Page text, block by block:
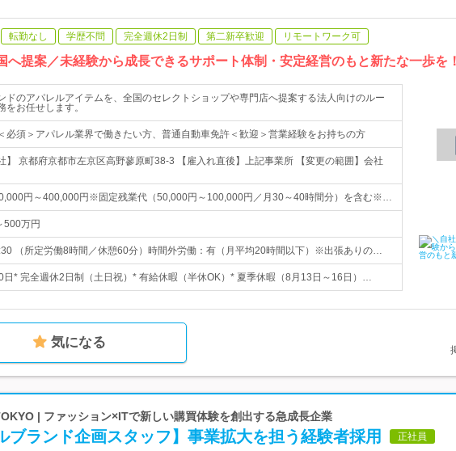
転勤なし 学歴不問 完全週休2日制 第二新卒歓迎 リモートワーク可
へ提案／未経験から成長できるサポート体制・安定経営のもと新たな一歩を！
ドのアパレルアイテムを、全国のセレクトショップや専門店へ提案する法人向けのルー
をお任せします。
必須＞アパレル業界で働きたい方、普通自動車免許＜歓迎＞営業経験をお持ちの方
】 京都府京都市左京区高野蓼原町38-3 【雇入れ直後】上記事業所 【変更の範囲】会社
円～400,000円※固定残業代（50,000円～100,000円／月30～40時間分）を含む※…
500万円
（所定労働8時間／休憩60分）時間外労働：有（月平均20時間以下）※出張ありの…
* 完全週休2日制（土日祝）* 有給休暇（半休OK）* 夏季休暇（8月13日～16日）…
気になる
| ファッション×ITで新しい購買体験を創出する急成長企業
ブランド企画スタッフ】事業拡大を担う経験者採用 正社員